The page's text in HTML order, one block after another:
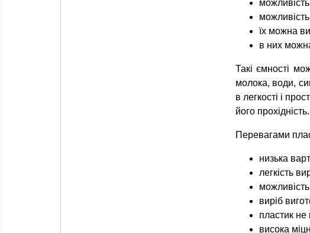
їх можна
в них
Такі ємності
молока, води,
в легкості і
його прохідність.
Перевагами
низька
легкість
виріб
пластик не
висока